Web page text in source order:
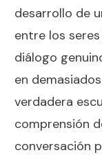
desarrollo de
entre los
diálogo
en
verdadera
comprensión
conversación